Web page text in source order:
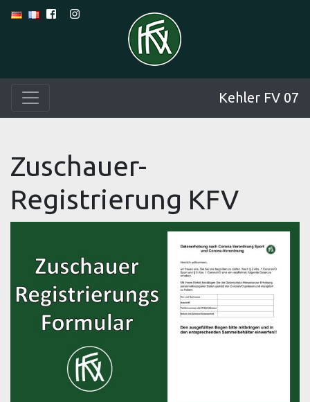
Kehler FV 07
Zuschauer-
Registrierung KFV